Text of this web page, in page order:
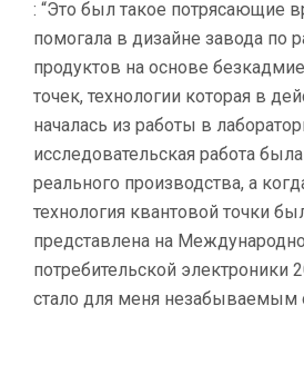
: “Это был такое потрясающие
помогала в дизайне завода по
продуктов на основе
точек, технологии которая в
началась из работы в
исследовательская работа
реального производства, а
технология квантовой точки
представлена на
потребительской электроники
стало для меня незабываемым